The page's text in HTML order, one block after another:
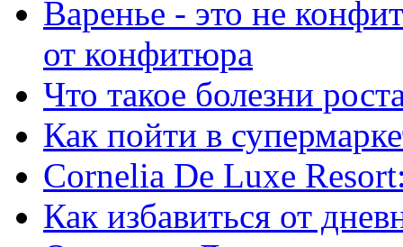
Варенье - это не
от конфитюра
Что такое болезни
Как пойти в
Сornelia De Luxe
Как избавиться от